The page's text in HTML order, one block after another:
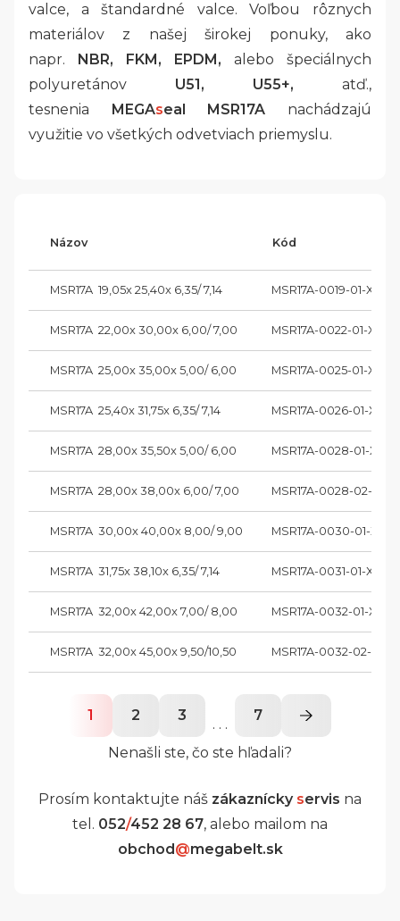
valce, a štandardné valce. Voľbou rôznych
materiálov z našej širokej ponuky, ako
napr.
NBR, FKM, EPDM, alebo špeciálnych
polyuretánov U51, U55+, atď.,
tesnenia
MEGAseal MSR17A nachádzajú
využitie vo všetkých odvetviach priemyslu.
Názov Kód
MSR17A  19,05x 25,40x 6,35/ 7,14 MSR17A-0019-01-XX
MSR17A  22,00x 30,00x 6,00/ 7,00 MSR17A-0022-01-XX
MSR17A  25,00x 35,00x 5,00/ 6,00 MSR17A-0025-01-XX
MSR17A  25,40x 31,75x 6,35/ 7,14 MSR17A-0026-01-XX
MSR17A  28,00x 35,50x 5,00/ 6,00 MSR17A-0028-01-XX
MSR17A  28,00x 38,00x 6,00/ 7,00 MSR17A-0028-02-XX
MSR17A  30,00x 40,00x 8,00/ 9,00 MSR17A-0030-01-XX
MSR17A  31,75x 38,10x 6,35/ 7,14 MSR17A-0031-01-XX
MSR17A  32,00x 42,00x 7,00/ 8,00 MSR17A-0032-01-XX
MSR17A  32,00x 45,00x 9,50/10,50 MSR17A-0032-02-XX
1 2 3
. . .
7
Nenašli ste, čo ste hľadali?
Prosím kontaktujte náš zákaznícky servis na
tel. 052/452 28 67, alebo mailom na
obchod @megabelt.sk